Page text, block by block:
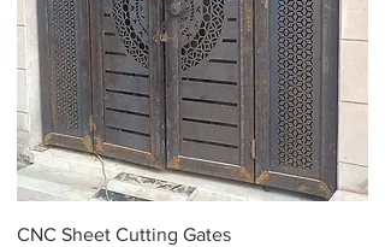
CNC Sheet Cutting Gates